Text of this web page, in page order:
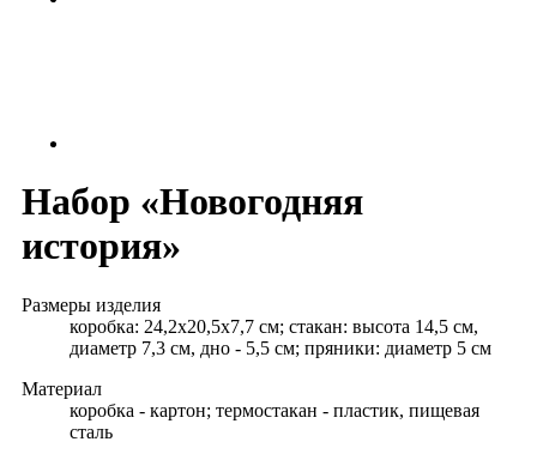
Набор «Новогодняя
история»
Размеры изделия
коробка: 24,2х20,5х7,7 см; стакан: высота 14,5 см,
диаметр 7,3 см, дно - 5,5 см; пряники: диаметр 5 см
Материал
коробка - картон; термостакан - пластик, пищевая
сталь